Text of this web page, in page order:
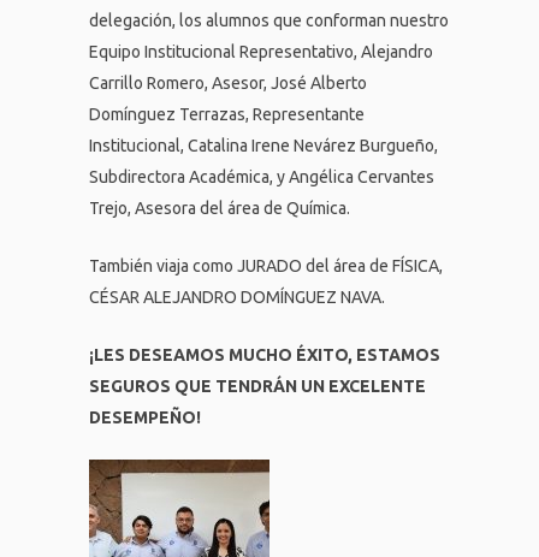
delegación, los alumnos que conforman nuestro
Equipo Institucional Representativo, Alejandro
Carrillo Romero, Asesor, José Alberto
Domínguez Terrazas, Representante
Institucional, Catalina Irene Nevárez Burgueño,
Subdirectora Académica, y Angélica Cervantes
Trejo, Asesora del área de Química.
También viaja como JURADO del área de FÍSICA,
CÉSAR ALEJANDRO DOMÍNGUEZ NAVA.
¡LES DESEAMOS MUCHO ÉXITO, ESTAMOS
SEGUROS QUE TENDRÁN UN EXCELENTE
DESEMPEÑO!